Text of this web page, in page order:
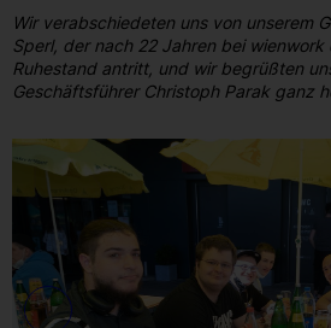
Wir verabschiedeten uns von unserem
Sperl, der nach 22 Jahren bei
Ruhestand antritt, und wir begrüßten
Geschäftsführer Christoph Parak ganz